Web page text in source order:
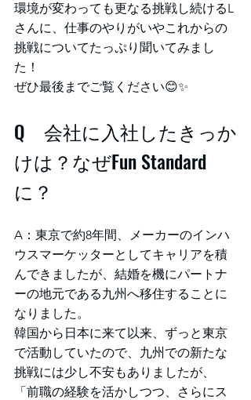
環境が変わっても更なる挑戦し続けるL
さんに、仕事のやりがいやこれからの
挑戦についてたっぷり聞いてみまし
た！
ぜひ最後までご覧ください😊✨
Q　会社に入社したきっか
けは？なぜFun Standard
に？
A： 東京で約8年間、メーカーのインハ
ウスマーケッターとしてキャリアを積
んできましたが、結婚を機にパートナ
ーの地元である九州へ移住することに
なりました。
韓国から日本に来て以来、ずっと東京
で活動していたので、九州での新たな
挑戦には少し不安もありましたが、
「前職の経験を活かしつつ、さらにス